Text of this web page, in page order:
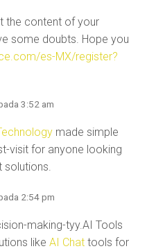
the content of your
some doubts. Hope you
es-MX/register?
3:52 am
made simple
visit for anyone looking
solutions.
2:54 pm
making-tyy.AI Tools
like AI Chat tools for